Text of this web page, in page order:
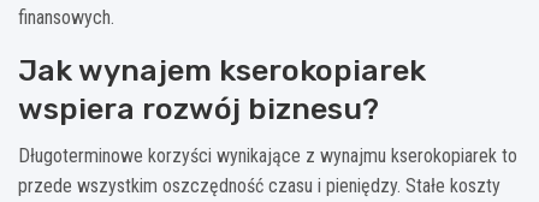
finansowych.
Jak wynajem kserokopiarek
wspiera rozwój biznesu?
Długoterminowe korzyści wynikające z wynajmu kserokopiarek to
przede wszystkim oszczędność czasu i pieniędzy. Stałe koszty